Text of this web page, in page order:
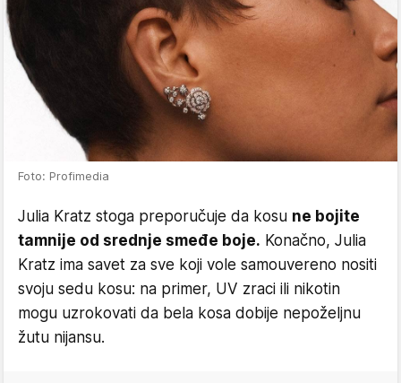
Foto: Profimedia
Julia Kratz stoga preporučuje da kosu ne bojite
tamnije od srednje smeđe boje. Konačno, Julia
Kratz ima savet za sve koji vole samouvereno nositi
svoju sedu kosu: na primer, UV zraci ili nikotin
mogu uzrokovati da bela kosa dobije nepoželjnu
žutu nijansu.